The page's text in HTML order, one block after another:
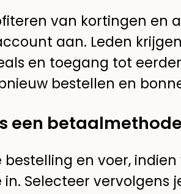
van kortingen en
aan. Leden
en toegang tot
bestellen en
een
en voer,
in. Selecteer